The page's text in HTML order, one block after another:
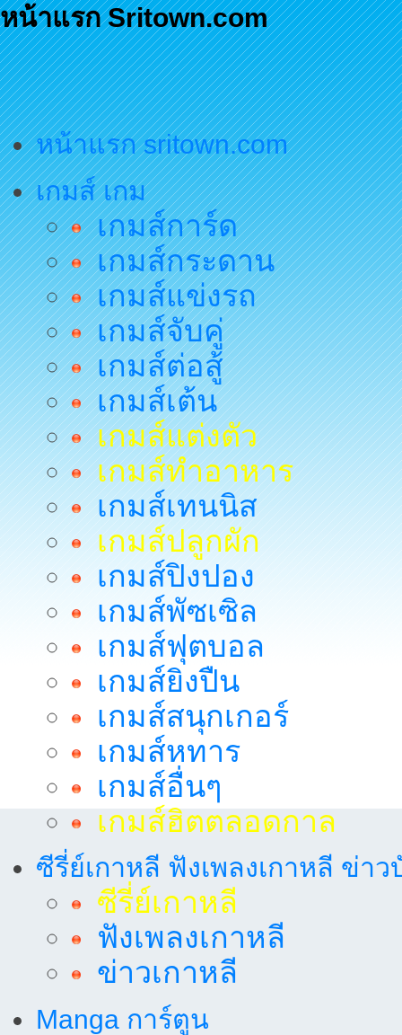
หน้าแรก Sritown.com
หน้าแรก sritown.com
เกมส์ เกม
เกมส์การ์ด
เกมส์กระดาน
เกมส์แข่งรถ
เกมส์จับคู่
เกมส์ต่อสู้
เกมส์เต้น
เกมส์แต่งตัว
เกมส์ทำอาหาร
เกมส์เทนนิส
เกมส์ปลูกผัก
เกมส์ปิงปอง
เกมส์พัซเซิล
เกมส์ฟุตบอล
เกมส์ยิงปืน
เกมส์สนุกเกอร์
เกมส์หทาร
เกมส์อื่นๆ
เกมส์ฮิตตลอดกาล
ซีรี่ย์เกาหลี ฟังเพลงเกาหลี ข่าว
ซีรี่ย์เกาหลี
ฟังเพลงเกาหลี
ข่าวเกาหลี
Manga การ์ตูน